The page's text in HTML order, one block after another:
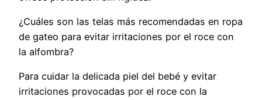
¿Cuáles son las telas más recomendadas en ropa
de gateo para evitar irritaciones por el roce con
la alfombra?
Para cuidar la delicada piel del bebé y evitar
irritaciones provocadas por el roce con la